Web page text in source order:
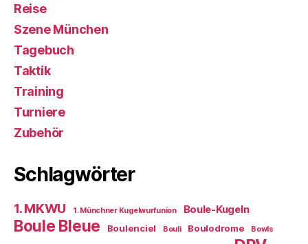
Reise
Szene München
Tagebuch
Taktik
Training
Turniere
Zubehör
Schlagwörter
1. MKWU 1. Münchner Kugelwurfunion Boule-Kugeln
Boule Bleue Boulenciel Bouli Boulodrome Bowls